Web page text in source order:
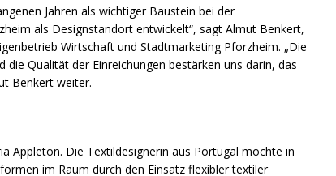
Jahren als wichtiger Baustein bei der
als Designstandort entwickelt“, sagt Almut Benkert,
Wirtschaft und Stadtmarketing Pforzheim. „Die
Qualität der Einreichungen bestärken uns darin, das
Benkert weiter.
Appleton. Die Textildesignerin aus Portugal möchte in
im Raum durch den Einsatz flexibler textiler